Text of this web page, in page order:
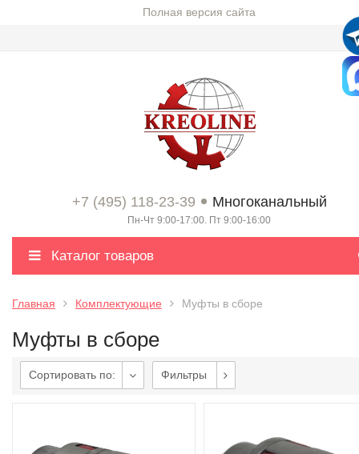
Полная версия сайта
+7 (495) 118-23-39 Многоканальный
Пн-Чт 9:00-17:00. Пт 9:00-16:00
Каталог товаров
Главная Комплектующие Муфты в сборе
Муфты в сборе
Сортировать по: Фильтры